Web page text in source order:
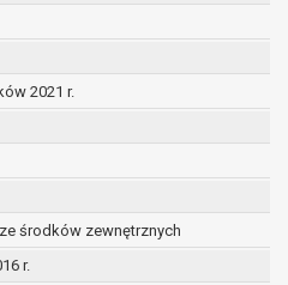
2021 r.
środków zewnętrznych
r.
przetwarzane są
z prawem,
muszą być usunięte w
z przepisów prawa;
ograniczenia
osobowych na
RODO, w przypadku gdy:
dane dotyczą
prawidłowość danych